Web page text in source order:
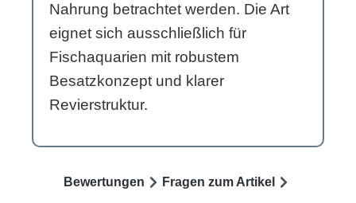
Nahrung betrachtet werden. Die Art
eignet sich ausschließlich für
Fischaquarien mit robustem
Besatzkonzept und klarer
Revierstruktur.
Bewertungen Fragen zum Artikel